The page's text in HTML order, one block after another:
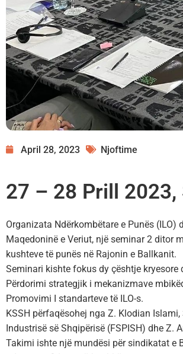
April 28, 2023 Njoftime
27 – 28 Prill 2023,
Organizata Ndërkombëtare e Punës (ILO)
Maqedoninë e Veriut, një seminar 2 ditor
kushteve të punës në Rajonin e Ballkanit.
Seminari kishte fokus dy çështje kryesore
Përdorimi strategjik i mekanizmave
Promovimi I standarteve të ILO-s.
KSSH përfaqësohej nga Z. Klodian
Industrisë së Shqipërisë (FSPISH) dhe Z.
Takimi ishte një mundësi për sindikatat e